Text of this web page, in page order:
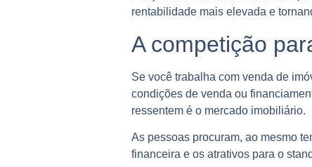
rentabilidade mais elevada e
A competição
Se você trabalha com venda de
condições de venda ou
ressentem é o mercado imobiliário.
As pessoas procuram, ao mesmo
financeira e os atrativos para o